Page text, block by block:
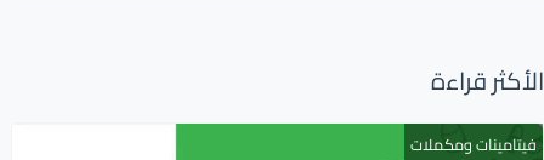
الأكثر قراءة
فيتامينات ومكملات